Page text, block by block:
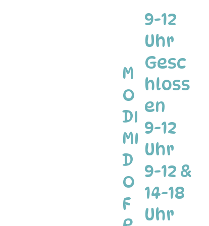
M
O
DI
MI
D
O
F
9-12
Uhr
Gesc
hloss
en
9-12
Uhr
9-12 &
14-18
Uhr